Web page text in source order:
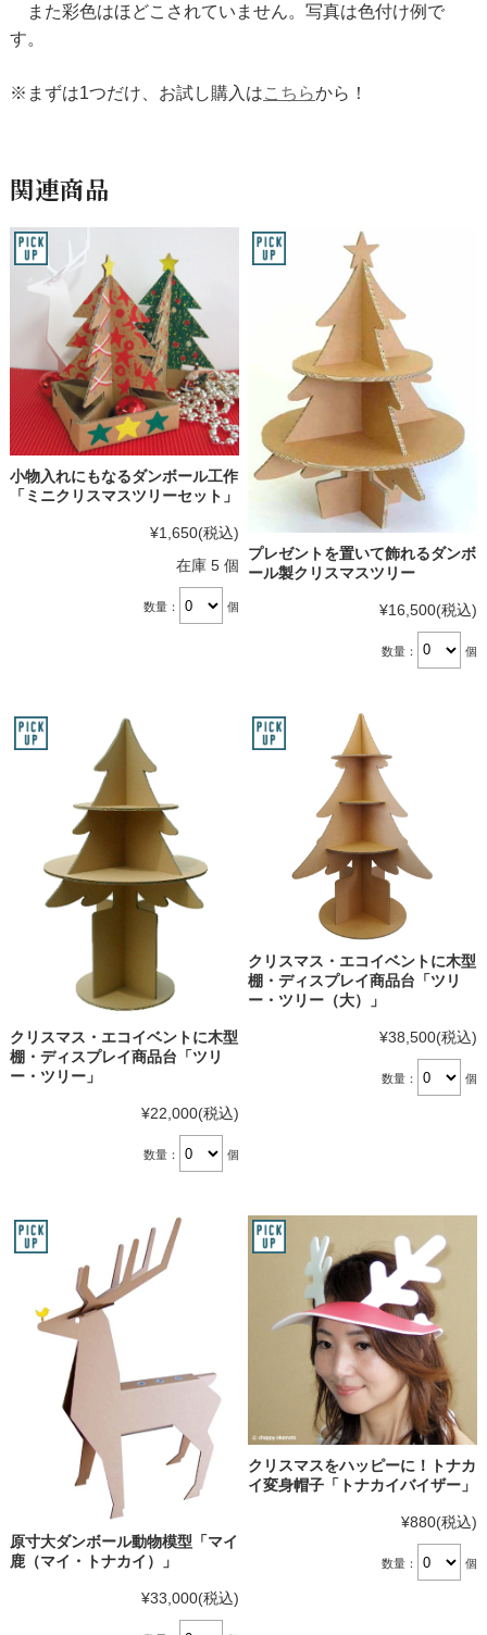
また彩色はほどこされていません。写真は色付け例で
す。
※まずは1つだけ、お試し購入はこちらから！
関連商品
小物入れにもなるダンボール工作
「ミニクリスマスツリーセット」
¥1,650(税込)
在庫 5 個
数量： 個
プレゼントを置いて飾れるダンボ
ール製クリスマスツリー
¥16,500(税込)
数量： 個
クリスマス・エコイベントに木型
棚・ディスプレイ商品台「ツリ
ー・ツリー」
¥22,000(税込)
数量： 個
クリスマス・エコイベントに木型
棚・ディスプレイ商品台「ツリ
ー・ツリー（大）」
¥38,500(税込)
数量： 個
原寸大ダンボール動物模型「マイ
鹿（マイ・トナカイ）」
¥33,000(税込)
クリスマスをハッピーに！トナカ
イ変身帽子「トナカイバイザー」
¥880(税込)
数量： 個